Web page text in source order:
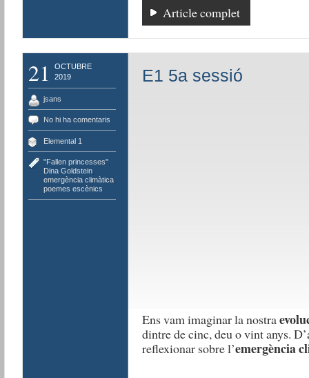
Article complet
21
OCTUBRE
2019
jsans
No hi ha comentaris
Elemental 1
"Fallen princesses",
Dina Goldstein,
emergència climàtica,
poemes escènics
E1 5a sessió
Ens vam imaginar la nostra
dintre de cinc, deu o vint anys.
reflexionar sobre l’emergència